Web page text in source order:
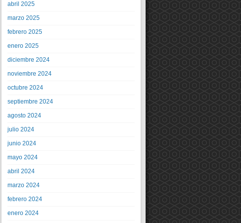
abril 2025
marzo 2025
febrero 2025
enero 2025
diciembre 2024
noviembre 2024
octubre 2024
septiembre 2024
agosto 2024
julio 2024
junio 2024
mayo 2024
abril 2024
marzo 2024
febrero 2024
enero 2024